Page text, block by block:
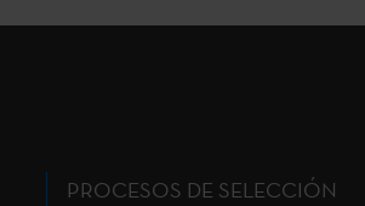
PROCESOS DE SELECCIÓN